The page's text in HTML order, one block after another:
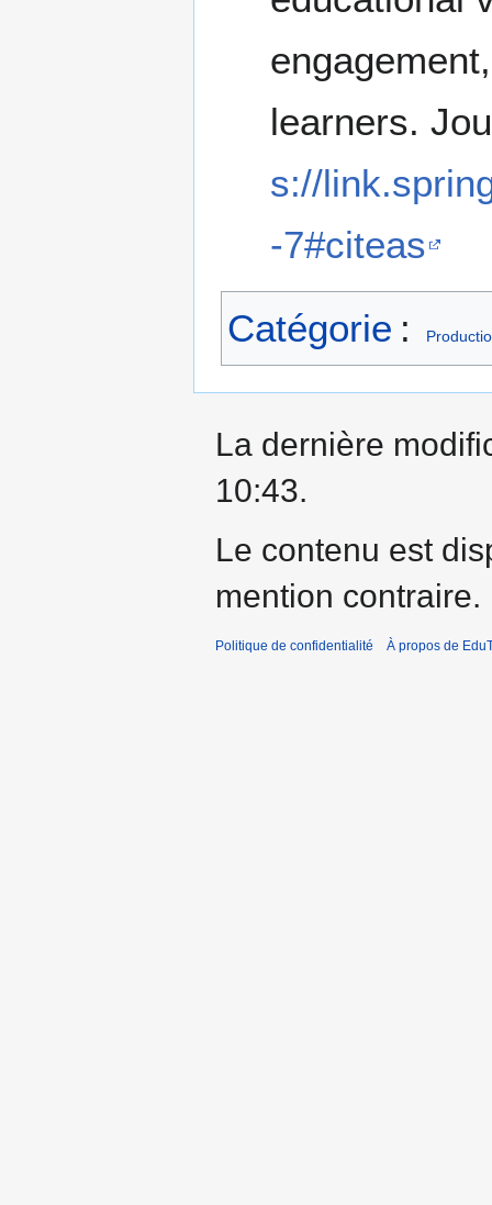
learners.
s://
-7#citeas
Catégorie :
La dernière
10:43.
Le contenu est
mention contraire.
Politique de confidentialité À propos de